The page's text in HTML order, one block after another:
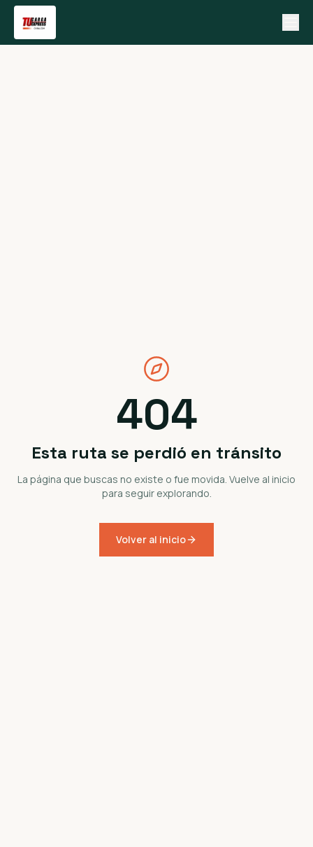
404
Esta ruta se perdió en tránsito
La página que buscas no existe o fue movida. Vuelve al inicio
para seguir explorando.
Volver al inicio